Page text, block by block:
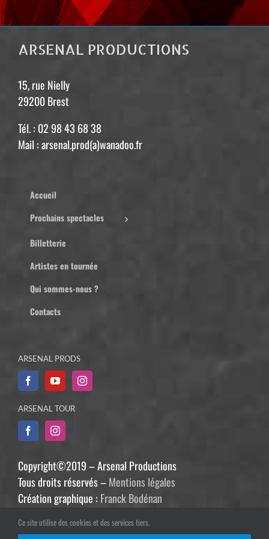
ARSENAL PRODUCTIONS
15, rue Nielly
29200 Brest
Tél. : 02 98 43 68 38
Mail : arsenal.prod(a)wanadoo.fr
Accueil
Prochains spectacles
Billetterie
Artistes en tournée
Qui sommes-nous ?
Contacts
ARSENAL PRODS
ARSENAL TOUR
Copyright©2019 – Arsenal Productions
Tous droits réservés –Mentions légales
Création graphique : Franck Bodénan
Ce site utilise des cookies et des services tiers.